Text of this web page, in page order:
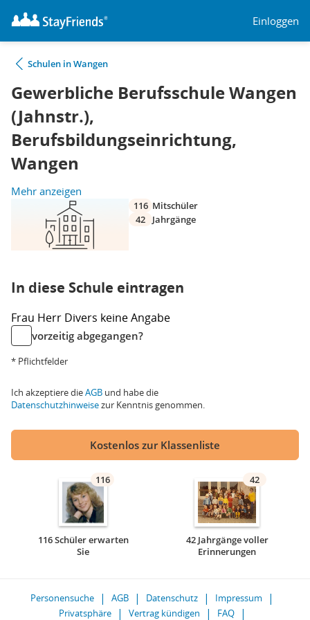
Einloggen
Schulen in Wangen
Gewerbliche Berufsschule Wangen
(Jahnstr.),
Berufsbildungseinrichtung,
Wangen
Mehr anzeigen
116 Mitschüler
42
Jahrgänge
In diese Schule eintragen
Frau Herr Divers keine Angabe
vorzeitig abgegangen?
* Pflichtfelder
Ich akzeptiere dieAGB und habe die
Datenschutzhinweisezur Kenntnis genommen.
Kostenlos zur Klassenliste
116
116 Schüler erwarten
Sie
42
42 Jahrgänge voller
Erinnerungen
Personensuche AGB Datenschutz
Impressum
Privatsphäre
Vertrag kündigen FAQ